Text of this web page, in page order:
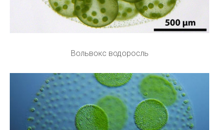
Вольвокс водоросль